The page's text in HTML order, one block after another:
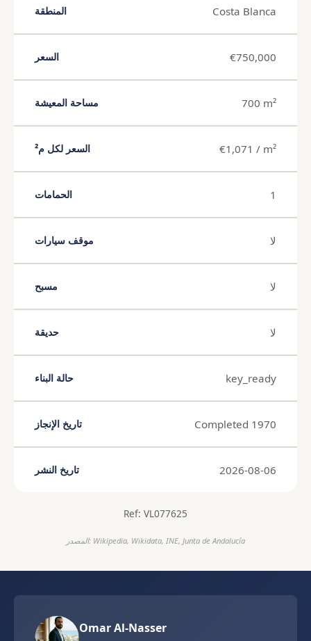
المنطقة Costa Blanca
السعر €750,000
مساحة المعيشة 700 m²
السعر لكل م² €1,071 / m²
الحمامات 1
موقف سيارات لا
مسبح لا
حديقة لا
حالة البناء key_ready
تاريخ الإنجاز Completed 1970
تاريخ النشر 2026-08-06
Ref: VL077625
المصدر: Wikipedia, Wikidata, INE, Junta de Andalucía
Omar Al-Nasser